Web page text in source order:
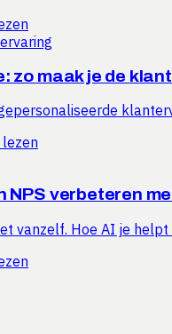
zo maak je de
verbeteren
vanzelf. Hoe AI je